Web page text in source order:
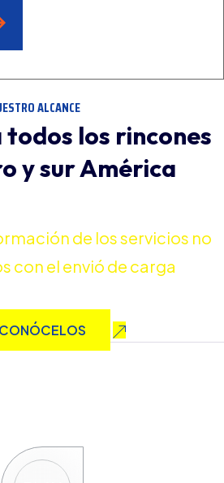
ALCANCE
todos los rincones
y sur América
de los servicios no
con el envió de carga
CONÓCELOS